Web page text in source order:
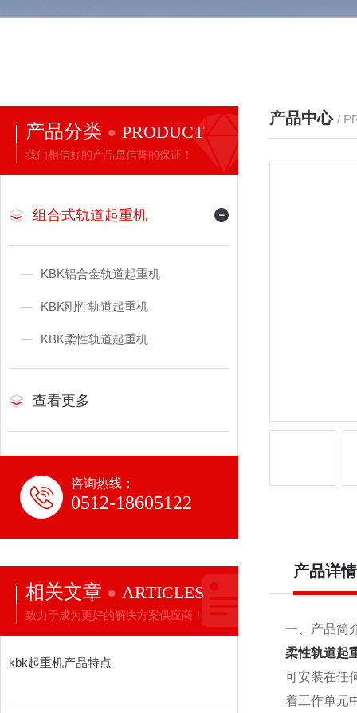
产品分类 PRODUCT
我们相信好的产品是信誉的保证！
组合式轨道起重机
KBK铝合金轨道起重机
KBK刚性轨道起重机
KBK柔性轨道起重机
查看更多
咨询热线：
0512-18605122
相关文章 ARTICLES
致力于成为更好的解决方案供应商！
kbk起重机产品特点
产品中心 /
产品详情
一、产品简
柔性轨道起
可安装在任
着工作单元